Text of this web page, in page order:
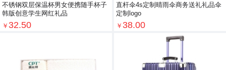
不锈钢双层保温杯男女便携随手杯子
韩版创意学生网红礼品
￥ 32.50
直杆伞4s定制晴雨伞商务送礼礼品伞
定制logo
￥ 38.00